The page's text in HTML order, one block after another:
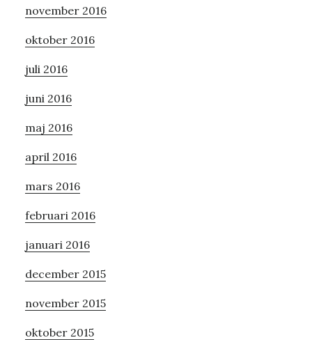
november 2016
oktober 2016
juli 2016
juni 2016
maj 2016
april 2016
mars 2016
februari 2016
januari 2016
december 2015
november 2015
oktober 2015